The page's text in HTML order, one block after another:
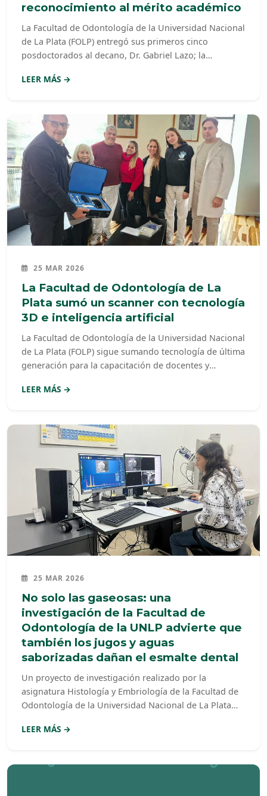
reconocimiento al mérito académico
La Facultad de Odontología de la Universidad Nacional
de La Plata (FOLP) entregó sus primeros cinco
posdoctorados al decano, Dr. Gabriel Lazo; la
Extensión y Planificación Universitaria, Dr. Sergio L
LEER MÁS →
25 MAR 2026
La Facultad de Odontología de La
Plata sumó un scanner con tecnología
3D e inteligencia artificial
La Facultad de Odontología de la Universidad Nacional
de La Plata (FOLP) sigue sumando tecnología de última
generación para la capacitación de docentes y
LEER MÁS →
25 MAR 2026
No solo las gaseosas: una
investigación de la Facultad de
Odontología de la UNLP advierte que
también los jugos y aguas
saborizadas dañan el esmalte dental
Un proyecto de investigación realizado por la
asignatura Histología y Embriología de la Facultad de
Odontología de la Universidad Nacional de La Plata
detectó cómo las bebidas comerciales sin alcohol
LEER MÁS →